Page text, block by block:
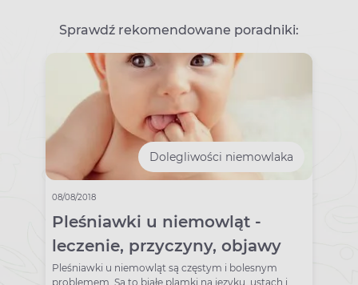
Sprawdź rekomendowane poradniki:
Dolegliwości niemowlaka
08/08/2018
Pleśniawki u niemowląt -
leczenie, przyczyny, objawy
Pleśniawki u niemowląt są częstym i bolesnym
problemem. Są to białe plamki na języku, ustach i